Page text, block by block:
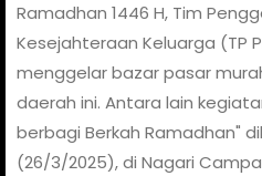
Ramadhan 1446 H, Tim
Kesejahteraan Keluarga (TP
menggelar bazar pasar
daerah ini. Antara lain
berbagi Berkah Ramadhan"
(26/3/2025), di Nagari